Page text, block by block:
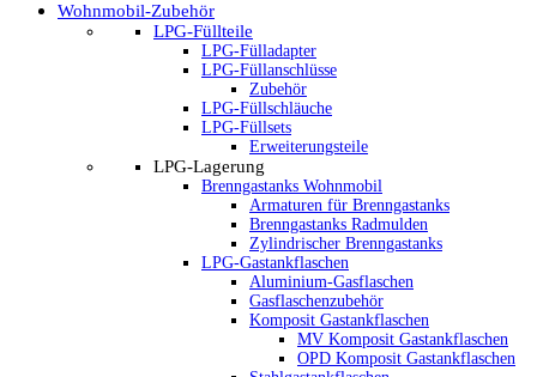
Wohnmobil-Zubehör
LPG-Füllteile
LPG-Fülladapter
LPG-Füllanschlüsse
Zubehör
LPG-Füllschläuche
LPG-Füllsets
Erweiterungsteile
LPG-Lagerung
Brenngastanks Wohnmobil
Armaturen für Brenngastanks
Brenngastanks Radmulden
Zylindrischer Brenngastanks
LPG-Gastankflaschen
Aluminium-Gasflaschen
Gasflaschenzubehör
Komposit Gastankflaschen
MV Komposit Gastankflaschen
OPD Komposit Gastankflaschen